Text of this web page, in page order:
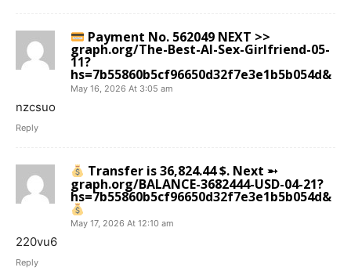
Payment No. 562049 NEXT >>
graph.org/The-Best-AI-Sex-Girlfriend-05-
11?
hs=7b55860b5cf96650d32f7e3e1b5b054d&
May 16, 2026 At 3:05 am
nzcsuo
Reply
Transfer is 36,824.44 $. Next ➵
graph.org/BALANCE-3682444-USD-04-21?
hs=7b55860b5cf96650d32f7e3e1b5b054d&
May 17, 2026 At 12:10 am
220vu6
Reply